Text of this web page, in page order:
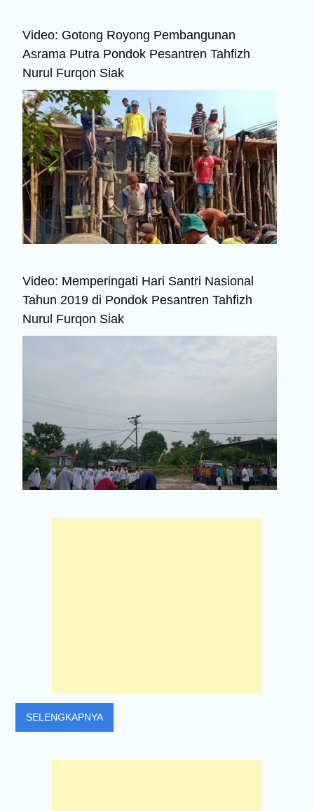
Video: Gotong Royong Pembangunan
Asrama Putra Pondok Pesantren Tahfizh
Nurul Furqon Siak
Video: Memperingati Hari Santri Nasional
Tahun 2019 di Pondok Pesantren Tahfizh
Nurul Furqon Siak
SELENGKAPNYA